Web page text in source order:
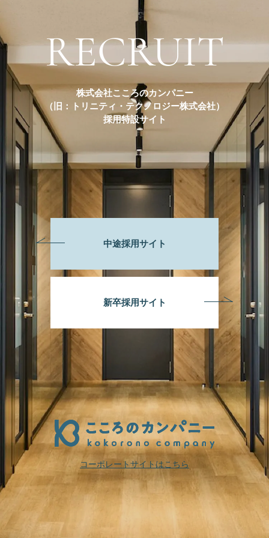
RECRUIT
株式会社こころのカンパニー
（旧：トリニティ・テクノロジー株式会社）
採用特設サイト
中途採用サイト
新卒採用サイト
コーポレートサイトはこちら